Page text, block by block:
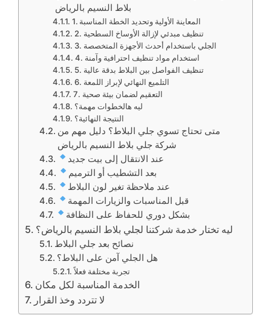
بلاط النسيم بالرياض
1. المعاينة الأولية وتحديد الخطة المناسبة
2. تنظيف مبدئي لإزالة الأوساخ السطحية
3. الجلي باستخدام أحدث الأجهزة المتخصصة
4. استخدام مواد تنظيف احترافية وآمنة
5. تنظيف الفواصل بين البلاط بدقة عالية
6. التلميع النهائي لإبراز اللمعة
7. التعقيم لضمان بيئة صحية
ليه هالخطوات مهمة؟
النتيجة النهائية؟
متى تحتاج تسوي جلي البلاط؟ دليل مهم من
شركة جلي بلاط النسيم بالرياض
عند الانتقال إلى بيت جديد
بعد التشطيب أو الترميم
عند ملاحظة تغير لون البلاط
قبل المناسبات والزيارات المهمة
بشكل دوري للحفاظ على النظافة
ليه تختار خدمة شركتنا لجلي بلاط النسيم بالرياض؟
نصائح بعد جلي البلاط
هل الجلي آمن على البلاط؟
تجربة مختلفة فعلاً
الخدمة المناسبة لكل مكان
لا تتردد وخذ القرار